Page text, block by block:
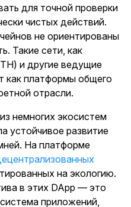
для точной проверки
чистых действий.
не ориентированы
Такие сети, как
и другие ведущие
как платформы общего
отрасли.
немногих экосистем
устойчивое развитие
На платформе
на экологию.
в этих DApp — это
приложений,